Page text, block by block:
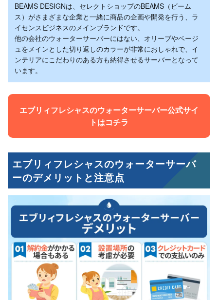
BEAMS DESIGNは、セレクトショップのBEAMS（ビーム
ス）がさまざまな企業と一緒に商品の企画や開発を行う、ラ
イセンスビジネスのメインブランドです。
他の会社のウォーターサーバーにはない、オリーブやベージ
ュをメインとした切り返しのカラーが非常におしゃれで、イ
ンテリアにこだわりのある方も納得させるサーバーとなって
います。
エブリィフレシャスのウォーターサーバー公式サイ
トはコチラ
エブリィフレシャスのウォーターサーバ
ーのデメリットと注意点